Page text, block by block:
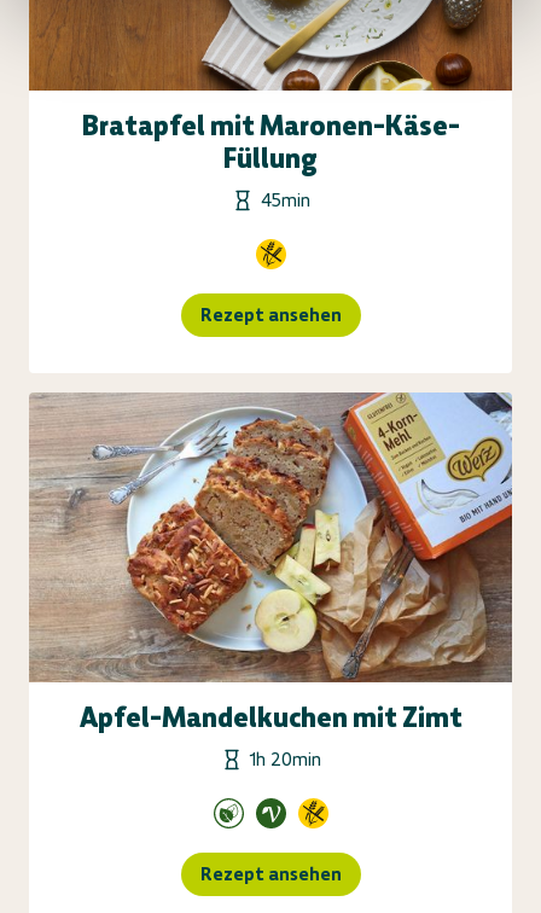
Bratapfel mit Maronen-Käse-
Füllung
45min
Rezept ansehen
Apfel-Mandelkuchen mit Zimt
1h 20min
Rezept ansehen